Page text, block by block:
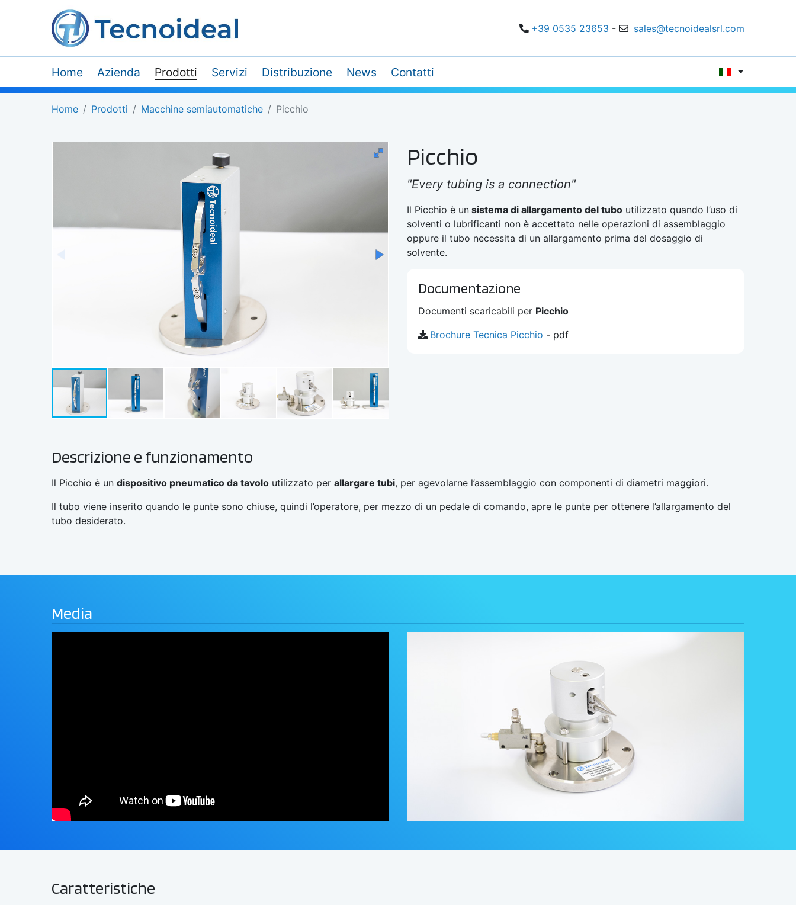
+39 0535 23653 - sales@tecnoidealsrl.com
Home Azienda Prodotti Servizi Distribuzione News Contatti
Home Prodotti Macchine semiautomatiche Picchio
Picchio
"Every tubing is a connection"
Il Picchio è un sistema di allargamento del tubo utilizzato quando l’uso di
solventi o lubrificanti non è accettato nelle operazioni di assemblaggio
oppure il tubo necessita di un allargamento prima del dosaggio di
solvente.
Documentazione
Documenti scaricabili per Picchio
Brochure Tecnica Picchio - pdf
Descrizione e funzionamento
Il Picchio è un dispositivo pneumatico da tavolo utilizzato per allargare tubi, per agevolarne l’assemblaggio con componenti di diametri maggiori.
Il tubo viene inserito quando le punte sono chiuse, quindi l’operatore, per mezzo di un pedale di comando, apre le punte per ottenere l’allargamento del
tubo desiderato.
Media
Caratteristiche